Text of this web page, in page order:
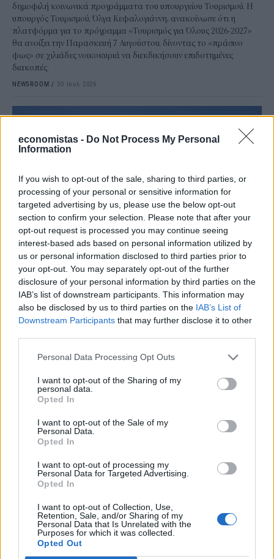
economistas - Do Not Process My Personal
Information
If you wish to opt-out of the sale, sharing to third parties, or
processing of your personal or sensitive information for
targeted advertising by us, please use the below opt-out
section to confirm your selection. Please note that after your
opt-out request is processed you may continue seeing
interest-based ads based on personal information utilized by
us or personal information disclosed to third parties prior to
your opt-out. You may separately opt-out of the further
disclosure of your personal information by third parties on the
IAB’s list of downstream participants. This information may
also be disclosed by us to third parties on the IAB’s List of
Downstream Participants that may further disclose it to other
Personal Data Processing Opt Outs
I want to opt-out of the Sharing of my
personal data.
Opted In
I want to opt-out of the Sale of my
Personal Data.
Opted In
I want to opt-out of processing my
Personal Data for Targeted Advertising.
Opted In
I want to opt-out of Collection, Use,
Retention, Sale, and/or Sharing of my
Personal Data that Is Unrelated with the
Purposes for which it was collected.
Opted Out
δημοφιλή κοινωνικά προγράμματα του υπουργείου Τουρισμού. Η
υπουργός Τουρισμού, Όλγα Κεφαλογιάννη, ανακοίνωσε ότι η
πλατφόρμα για το πρόγραμμα «Τουρισμός για Όλους 2026-2027»
θα ανοίξει την Παρασκευή 7 Αυγούστου, δίνοντας το «πράσινο
φως» σε χιλιάδες νοικοκυριά να διεκδικήσουν επιδοτημένες
διακοπές.
NEWSROOM / 30 Ιουλ 2026
ΤΟΥΡΙΣΜΟΣ
Τουρισμός για Όλους 2026-2027: Όλα όσα
θέλετε να γνωρίζετε
Αν και πολλοί δεν έχουν φύγει ακόμα για τις καλοκαιρινές τους
διακοπές, μπορούν να σκέφτονται τις επόμενες αποδράσεις τους
NEWSROOM/13 Ιουλ 2026
ΤΟΥΡΙΣΜΟΣ
Φρένο στις χρεώσεις για χειραποσκευές -Τι